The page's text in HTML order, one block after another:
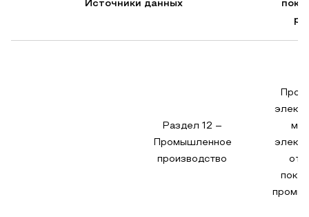
Источники данных
Раздел 12 –
Промышленное
производство